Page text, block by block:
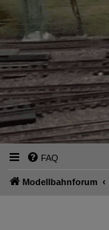
FAQ
Modellbahnforum